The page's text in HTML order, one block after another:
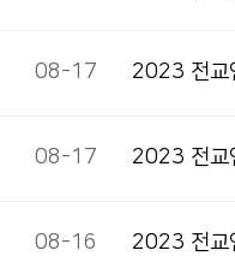
08-17 2023 전교
08-17 2023 전교
08-16 2023 전교